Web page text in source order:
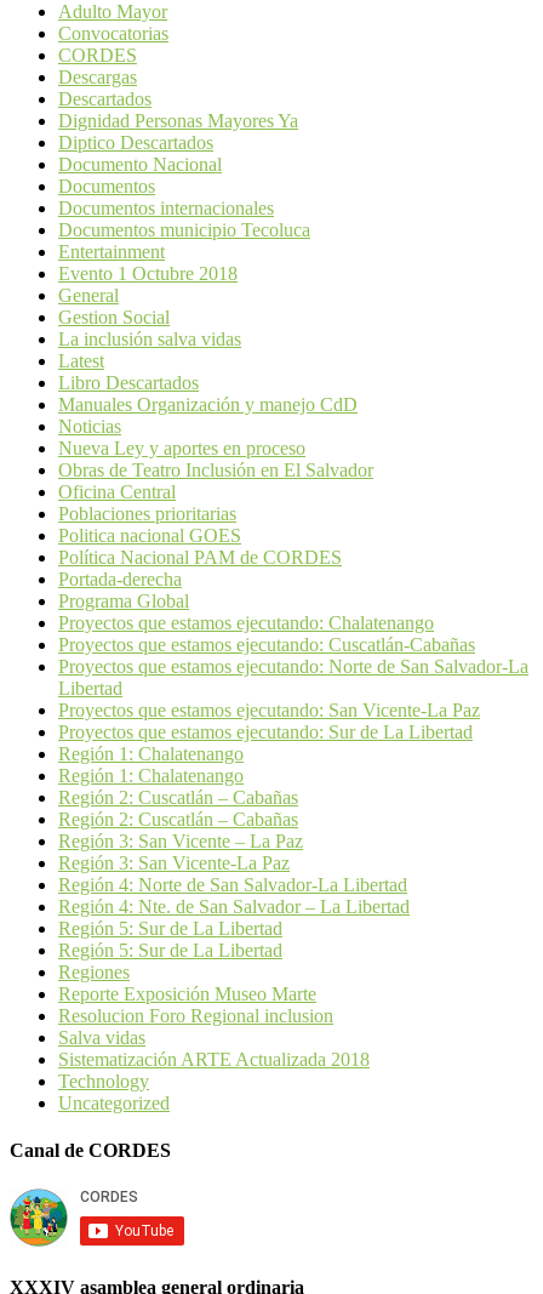
Adulto Mayor
Convocatorias
CORDES
Descargas
Descartados
Dignidad Personas Mayores Ya
Diptico Descartados
Documento Nacional
Documentos
Documentos internacionales
Documentos municipio Tecoluca
Entertainment
Evento 1 Octubre 2018
General
Gestion Social
La inclusión salva vidas
Latest
Libro Descartados
Manuales Organización y manejo CdD
Noticias
Nueva Ley y aportes en proceso
Obras de Teatro Inclusión en El Salvador
Oficina Central
Poblaciones prioritarias
Politica nacional GOES
Política Nacional PAM de CORDES
Portada-derecha
Programa Global
Proyectos que estamos ejecutando: Chalatenango
Proyectos que estamos ejecutando: Cuscatlán-Cabañas
Proyectos que estamos ejecutando: Norte de San Salvador-La
Libertad
Proyectos que estamos ejecutando: San Vicente-La Paz
Proyectos que estamos ejecutando: Sur de La Libertad
Región 1: Chalatenango
Región 1: Chalatenango
Región 2: Cuscatlán – Cabañas
Región 2: Cuscatlán – Cabañas
Región 3: San Vicente – La Paz
Región 3: San Vicente-La Paz
Región 4: Norte de San Salvador-La Libertad
Región 4: Nte. de San Salvador – La Libertad
Región 5: Sur de La Libertad
Región 5: Sur de La Libertad
Regiones
Reporte Exposición Museo Marte
Resolucion Foro Regional inclusion
Salva vidas
Sistematización ARTE Actualizada 2018
Technology
Uncategorized
Canal de CORDES
XXXIV asamblea general ordinaria